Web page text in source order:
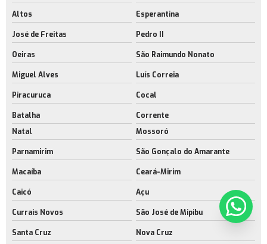
Altos Esperantina
José de Freitas Pedro II
Oeiras São Raimundo Nonato
Miguel Alves Luís Correia
Piracuruca Cocal
Batalha
Corrente
Natal
Mossoró
Parnamirim São Gonçalo do Amarante
Macaíba Ceará-Mirim
Caicó Açu
Currais Novos São José de Mipibu
Santa Cruz Nova Cruz